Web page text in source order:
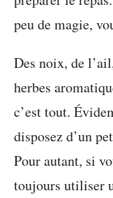
peu de magie,
Des noix, de
herbes
c’est tout.
disposez d’un
Pour autant, si
toujours utiliser